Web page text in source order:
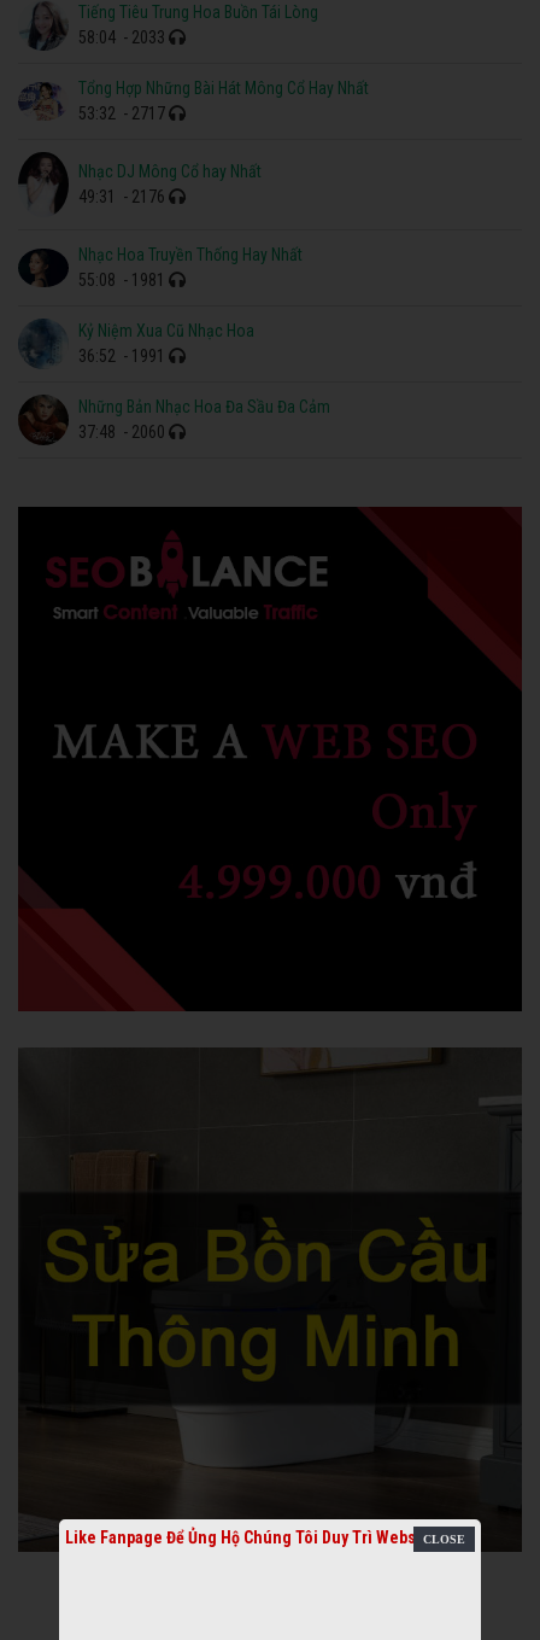
Tiếng Tiêu Trung Hoa Buồn Tái Lòng
58:04 - 2033
Tổng Hợp Những Bài Hát Mông Cổ Hay Nhất
53:32 - 2717
Nhạc DJ Mông Cổ hay Nhất
49:31
- 2176
Nhạc Hoa Truyền Thống Hay Nhất
55:08 - 1981
Kỷ Niệm Xua Cũ Nhạc Hoa
36:52 - 1991
Những Bản Nhạc Hoa Đa Sầu Đa Cảm
37:48 - 2060
Like Fanpage Để Ủng Hộ Chúng Tôi Duy Trì Website